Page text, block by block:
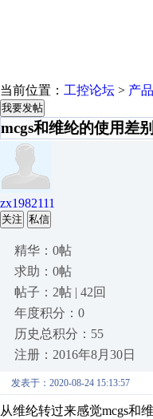
当前位置： 工控论坛 > 产品
我要发帖
mcgs和维纶的使用差
zx1982111
关注 私信
精华：0帖
求助：0帖
帖子：2帖 | 42回
年度积分：0
历史总积分：55
注册：2016年8月30日
发表于：2020-08-24 15:13:57
从维纶转过来感觉mcgs和